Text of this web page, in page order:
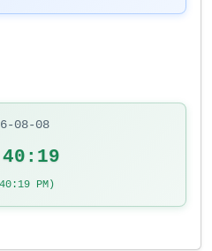
08-08
PM)